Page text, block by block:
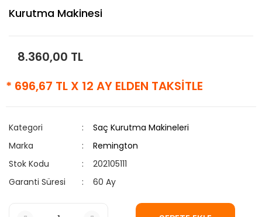
Kurutma Makinesi
8.360,00 TL
* 696,67 TL X 12 AY ELDEN TAKSİTLE
Kategori
Saç Kurutma Makineleri
Marka
Remington
Stok Kodu
202105111
Garanti Süresi
60 Ay